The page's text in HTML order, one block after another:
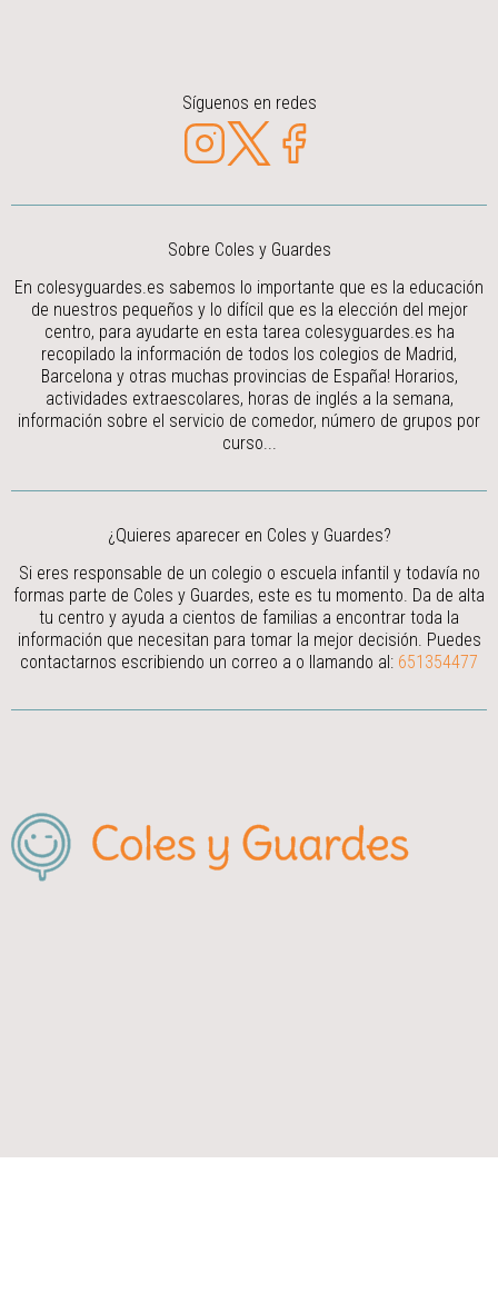
Síguenos en redes
Sobre Coles y Guardes
En colesyguardes.es sabemos lo importante que es la educación
de nuestros pequeños y lo difícil que es la elección del mejor
centro, para ayudarte en esta tarea colesyguardes.es ha
recopilado la información de todos los colegios de Madrid,
Barcelona y otras muchas provincias de España! Horarios,
actividades extraescolares, horas de inglés a la semana,
información sobre el servicio de comedor, número de grupos por
curso...
¿Quieres aparecer en Coles y Guardes?
Si eres responsable de un colegio o escuela infantil y todavía no
formas parte de Coles y Guardes, este es tu momento. Da de alta
tu centro y ayuda a cientos de familias a encontrar toda la
información que necesitan para tomar la mejor decisión. Puedes
contactarnos escribiendo un correo a o llamando al: 651354477